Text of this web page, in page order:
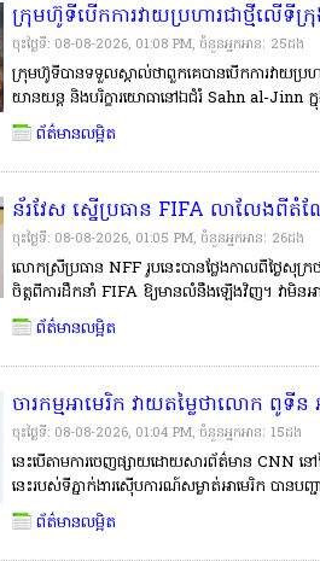
ក្រុមហ៊ូទីបើកការវាយប្រហារជាថ្មីលើ
ព្រមានថាយេម៉ែនជិតធ្លាក់ចូលក្នុងជម្លោ
ចុះថ្ងៃទី: 08-08-2026, 01:08 PM, ចំនួនអ្នកអានៈ​ 25ដង
ក្រុមហ៊ូទីបានទទួលស្គាល់ថាពួកគេបានបើកការវាយប្រ
យានយន្ត និងបរិក្ខារយោធានៅឯជំរំ Sahn al-
Reuters មិនអាចផ្ទៀងផ្ទាត់ការអះអាងនេះបានដោយ
ឡើងតែមួយថ្ងៃប៉ុណ្ណោះបន្ទាប់ពីយ៉ាងហោចមា�
ព័ត៌មានលម្អិត
ន័រវែស ស្នើប្រធាន FIFA លាលែងពីតំ
Conmebol ដឹកនាំវិញ
ចុះថ្ងៃទី: 08-08-2026, 01:05 PM, ចំនួនអ្នកអានៈ​ 26ដង
លោកស្រីប្រធាន NFF រូបនេះបានថ្លែងកាលពីថ្ងៃសុ
ចិត្តពីការដឹកនាំ FIFA ឱ្យមានលំនឹងឡើងវិញ។ វាមិ
ជាតិនាពេលនេះ ពោរពេញទៅដោយបញ្ហា ដែលពួកយ
ពិតជាចង់ស្នើឱ្យប្រធានបច្ចុប្បន្នលាលែងពីតំ�
ព័ត៌មានលម្អិត
ចារកម្មអាមេរិក វាយតម្លៃថាលោក ពូទីន
តេស្ដលើសាមគ្គីភាពរបស់ NATO
ចុះថ្ងៃទី: 08-08-2026, 01:04 PM, ចំនួនអ្នកអានៈ​ 15ដង
នេះបើតាមការចេញផ្សាយដោយសារព័ត៌មាន CNN នៅ
នេះរបស់ទីភ្នាក់ងារស៊ើបការណ៍សម្ងាត់អាមេរិក បានប
នឹងព្យាយាមធ្វើតេស្តលើសាមគ្គីភាព និងការប្ដេជ្ញាចិត្
ប្រហារទ្រង់ទ្រ�
ព័ត៌មានលម្អិត